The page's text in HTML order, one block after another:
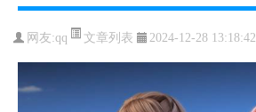
网友:qq 文章列表 2024-12-28 13:18:42